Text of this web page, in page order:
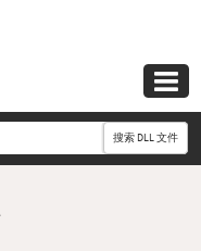

搜索 DLL 文件